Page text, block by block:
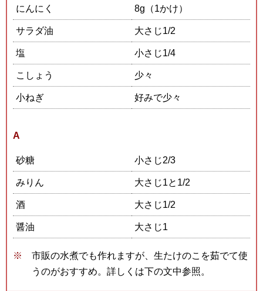
にんにく 8g（1かけ）
サラダ油 大さじ1/2
塩 小さじ1/4
こしょう 少々
小ねぎ 好みで少々
A
砂糖 小さじ2/3
みりん 大さじ1と1/2
酒 大さじ1/2
醤油 大さじ1
市販の水煮でも作れますが、生たけのこを茹でて使
うのがおすすめ。詳しくは下の文中参照。